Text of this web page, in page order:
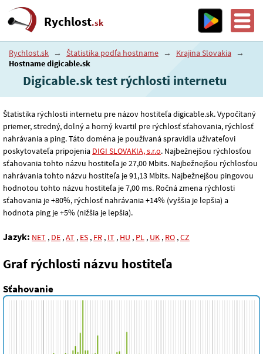
Rychlost.sk
Rychlost.sk → Štatistika podľa hostname → Krajina Slovakia →
Hostname digicable.sk
Digicable.sk test rýchlosti internetu
Štatistika rýchlosti internetu pre názov hostiteľa digicable.sk. Vypočítaný
priemer, stredný, dolný a horný kvartil pre rýchlosť sťahovania, rýchlosť
nahrávania a ping. Táto doména je používaná spravidla užívateľovi
poskytovateľa pripojenia DIGI SLOVAKIA, s.r.o. Najbežnejšou rýchlosťou
sťahovania tohto názvu hostiteľa je 27,00 Mbits. Najbežnejšou rýchlosťou
nahrávania tohto názvu hostiteľa je 91,13 Mbits. Najbežnejšou pingovou
hodnotou tohto názvu hostiteľa je 7,00 ms. Ročná zmena rýchlosti
sťahovania je +80%, rýchlosť nahrávania +14% (vyššia je lepšia) a
hodnota ping je +5% (nižšia je lepšia).
Jazyk: NET , DE ,AT , ES , FR , IT , HU , PL , UK , RO ,CZ
Graf rýchlosti názvu hostiteľa
Sťahovanie